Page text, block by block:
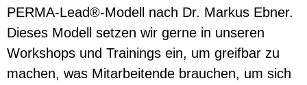
PERMA-Lead®-Modell nach Dr. Markus Ebner.
Dieses Modell setzen wir gerne in unseren
Workshops und Trainings ein, um greifbar zu
machen, was Mitarbeitende brauchen, um sich